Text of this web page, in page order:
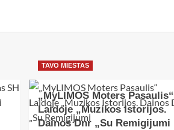
TAVO MIESTAS
„MyLIMOS Moters Pasaulis“
Laidoje „Muzikos Istorijos.
Dainos Dnr „Su Remigijumi